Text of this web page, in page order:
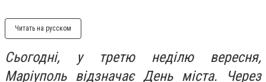
Читать на русском
Сьогодні, у третю неділю вересня,
Маріуполь відзначає День міста. Через